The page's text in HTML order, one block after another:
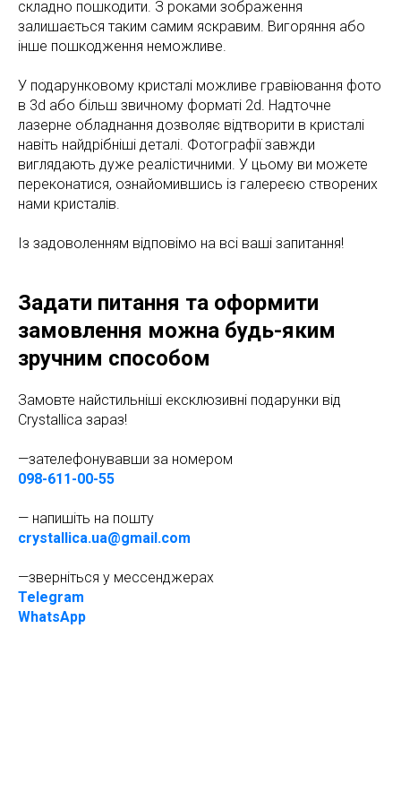
складно пошкодити. З роками зображення
залишається таким самим яскравим. Вигоряння або
інше пошкодження неможливе.
У подарунковому кристалі можливе гравіювання фото
в 3d або більш звичному форматі 2d. Надточне
лазерне обладнання дозволяє відтворити в кристалі
навіть найдрібніші деталі. Фотографії завжди
виглядають дуже реалістичними. У цьому ви можете
переконатися, ознайомившись із галереєю створених
нами кристалів.
Із задоволенням відповімо на всі ваші запитання!
Задати питання та оформити
замовлення можна будь-яким
зручним способом
Замовте найстильніші ексклюзивні подарунки від
Crystallica зараз!
—зателефонувавши за номером
098-611-00-55
— напишіть на пошту
crystallica.ua@gmail.com
—зверніться у мессенджерах
Telegram
WhatsApp